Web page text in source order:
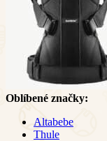
Oblíbené značky:
Altabebe
Thule